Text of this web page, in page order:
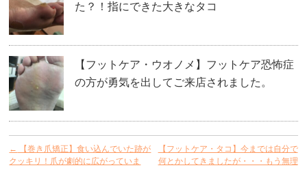
た？！指にできた大きなタコ
【フットケア・ウオノメ】フットケア恐怖症
の方が勇気を出してご来店されました。
←
【巻き爪矯正】食い込んでいた跡が
クッキリ！爪が劇的に広がっていま
【フットケア・タコ】今までは自分で
何とかしてきましたが・・・もう無理